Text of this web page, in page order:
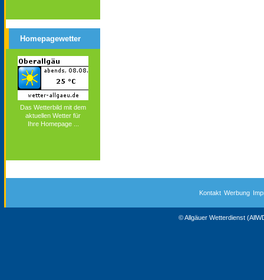
Homepagewetter
Das Wetterbild mit dem
aktuellen Wetter für
Ihre Homepage ...
Kontakt Werbung
© Allgäuer Wetterdienst